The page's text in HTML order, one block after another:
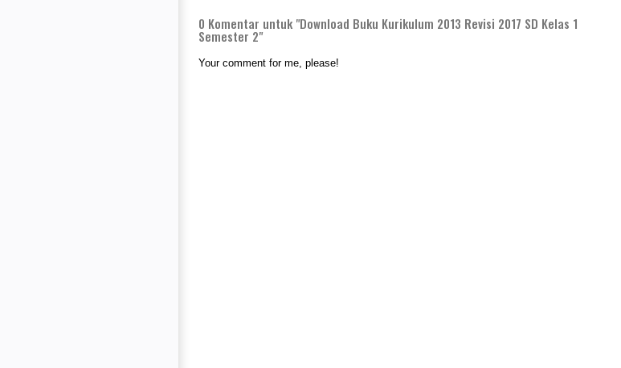
0 Komentar untuk "Download Buku Kurikulum 2013 Revisi 2017 SD Kelas 1
Semester 2"
Your comment for me, please!